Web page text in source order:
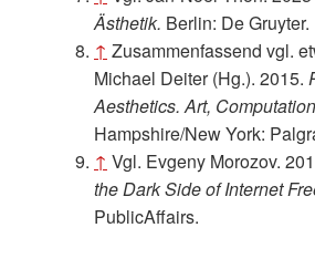
Ästhetik. Berlin: De Gruyter.
↑ Zusammenfassend vgl.
Michael Deiter (Hg.). 2015.
Aesthetics. Art,
Hampshire/New York:
↑ Vgl. Evgeny Morozov.
the Dark Side of Internet
PublicAffairs.